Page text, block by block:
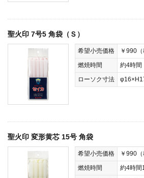
聖火印 7号5 角袋（Ｓ）
希望小売価格
￥990（
燃焼時間
約4時間
ローソク寸法
聖火印 変形黄芯 15号 角袋
希望小売価格
￥990（
燃焼時間
約4時間